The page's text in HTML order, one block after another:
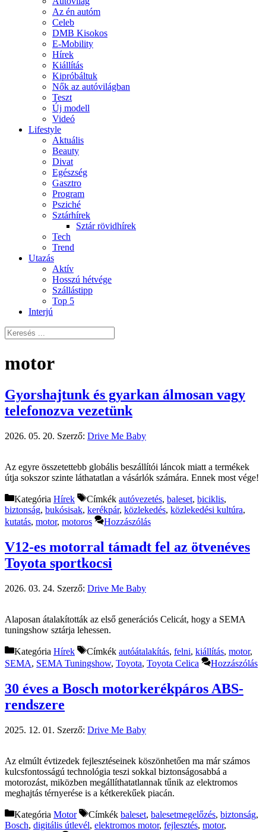
Az én autóm
Celeb
DMB Kisokos
E-Mobility
Hírek
Kiállítás
Kipróbáltuk
Nők az autóvilágban
Teszt
Új modell
Videó
Lifestyle
Aktuális
Beauty
Divat
Egészség
Gasztro
Program
Psziché
Sztárhírek
Sztár rövidhírek
Tech
Trend
Utazás
Aktív
Hosszú hétvége
Szállástipp
Top 5
Interjú
motor
Gyorshajtunk és gyarkan álmosan vagy
telefonozva vezetünk
2026. 05. 20. Szerző: Drive Me Baby
Az egyre összetettebb globális beszállítói láncok miatt a termékek
útja sokszor szinte láthatatlan a vásárlók számára. Ennek most vége!
Kategória Hírek Címkék autóvezetés, baleset, biciklis,
biztonság, bukósisak, kerékpár, közlekedés, közlekedési kultúra,
kutatás, motor, motoros Hozzászólás
V12-es motorral támadt fel az ötvenéves
Toyota sportkocsi
2026. 03. 24. Szerző: Drive Me Baby
Alaposan átalakították az első generációs Celicát, hogy a SEMA
tuningshow sztárja lehessen.
Kategória Hírek Címkék autóátalakítás, felni, kiállítás, motor,
SEMA, SEMA Tuningshow, Toyota, Toyota Celica Hozzászólás
30 éves a Bosch motorkerékpáros ABS-
rendszere
2025. 12. 01. Szerző: Drive Me Baby
Az elmúlt évtizedek fejlesztéseinek köszönhetően ma már számos
kulcsfontosságú technológia teszi sokkal biztonságosabbá a
motorozást, miközben megállíthatatlannak tűnik az elektromos
meghajtás térnyerése is a kétkerekűek piacán.
Kategória Motor Címkék baleset, balesetmegelőzés, biztonság,
Bosch, digitális útlevél, elektromos motor, fejlesztés, motor,